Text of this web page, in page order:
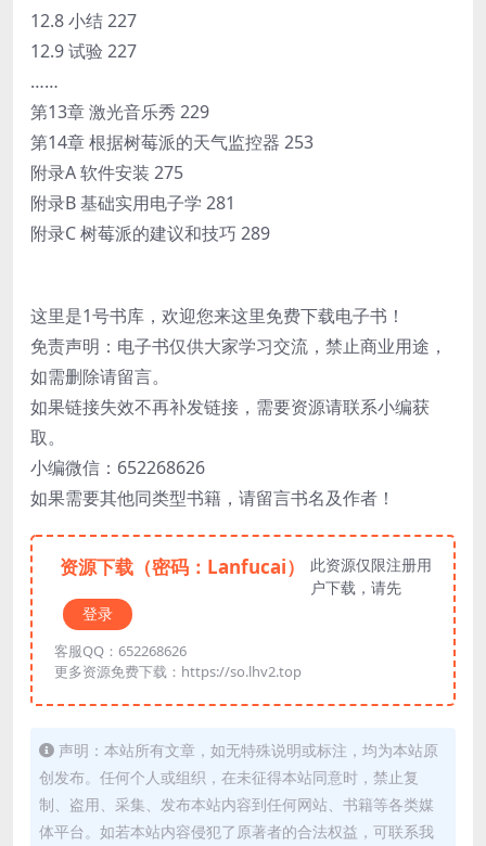
12.8 小结 227
12.9 试验 227
……
第13章 激光音乐秀 229
第14章 根据树莓派的天气监控器 253
附录A 软件安装 275
附录B 基础实用电子学 281
附录C 树莓派的建议和技巧 289
这里是1号书库，欢迎您来这里免费下载电子书！
免责声明：电子书仅供大家学习交流，禁止商业用途，
如需删除请留言。
如果链接失效不再补发链接，需要资源请联系小编获
取。
小编微信：652268626
如果需要其他同类型书籍，请留言书名及作者！
资源下载（密码：Lanfucai）
此资源仅限注册用
户下载，请先
登录
客服QQ：652268626
更多资源免费下载：https://so.lhv2.top
声明：本站所有文章，如无特殊说明或标注，均为本站原
创发布。任何个人或组织，在未征得本站同意时，禁止复
制、盗用、采集、发布本站内容到任何网站、书籍等各类媒
体平台。如若本站内容侵犯了原著者的合法权益，可联系我